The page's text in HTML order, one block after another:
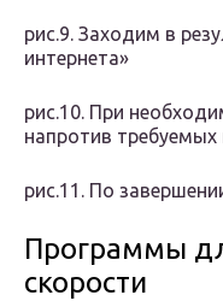
рис.9. Заходим в
интернета»
рис.10. При
напротив
рис.11. По
Программы
скорости